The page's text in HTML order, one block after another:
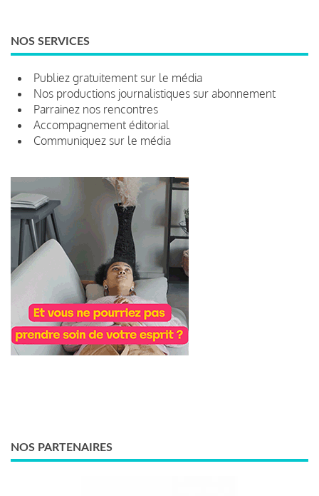
NOS SERVICES
Publiez gratuitement sur le média
Nos productions journalistiques sur abonnement
Parrainez nos rencontres
Accompagnement éditorial
Communiquez sur le média
NOS PARTENAIRES